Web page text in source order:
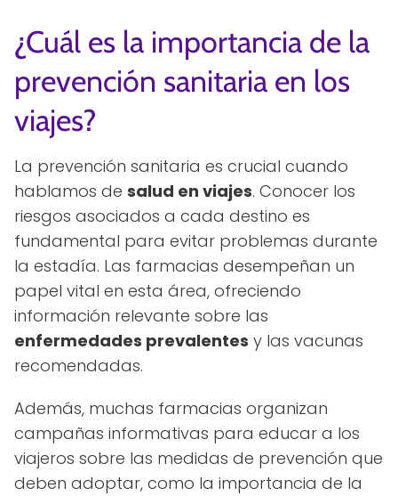
¿Cuál es la importancia de la
prevención sanitaria en los
viajes?
La prevención sanitaria es crucial cuando
hablamos de salud en viajes. Conocer los
riesgos asociados a cada destino es
fundamental para evitar problemas durante
la estadía. Las farmacias desempeñan un
papel vital en esta área, ofreciendo
información relevante sobre las
enfermedades prevalentes y las vacunas
recomendadas.
Además, muchas farmacias organizan
campañas informativas para educar a los
viajeros sobre las medidas de prevención que
deben adoptar, como la importancia de la